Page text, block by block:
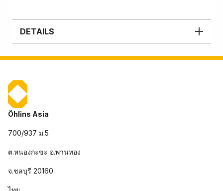
DETAILS
Öhlins Asia
700/937 ม.5
ต.หนองกะขะ อ.พานทอง
จ.ชลบุรี 20160